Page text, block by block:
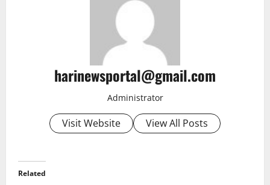
harinewsportal@gmail.com
Administrator
Visit Website View All Posts
Related